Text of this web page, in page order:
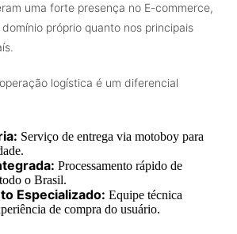
uma forte presença no E-commerce,
próprio quanto nos principais
logística é um diferencial
Serviço de entrega via motoboy para
Processamento rápido de
o Brasil.
Especializado: Equipe técnica
de compra do usuário.